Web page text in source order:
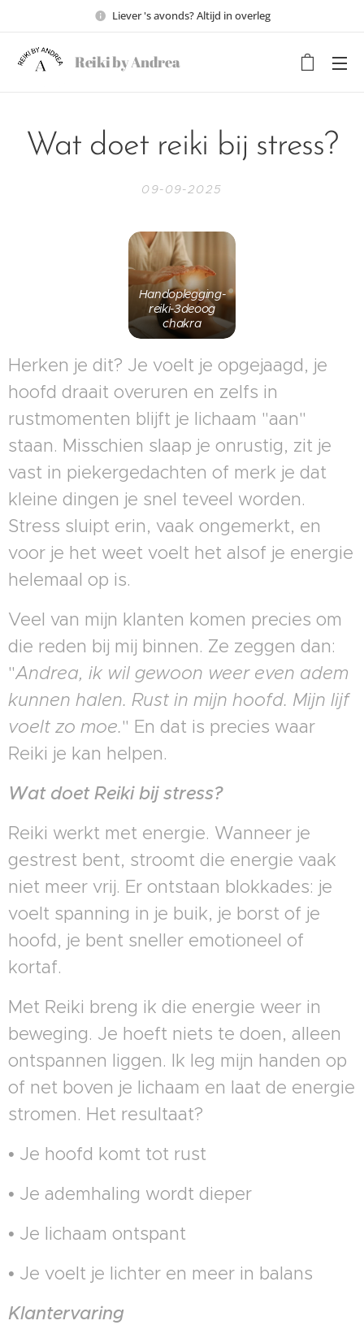
Liever 's avonds? Altijd in overleg
Reiki by Andrea
Wat doet reiki bij stress?
09-09-2025
Handoplegging-
reiki-3deoog
chakra
Herken je dit? Je voelt je opgejaagd, je
hoofd draait overuren en zelfs in
rustmomenten blijft je lichaam "aan"
staan. Misschien slaap je onrustig, zit je
vast in piekergedachten of merk je dat
kleine dingen je snel teveel worden.
Stress sluipt erin, vaak ongemerkt, en
voor je het weet voelt het alsof je energie
helemaal op is.
Veel van mijn klanten komen precies om
die reden bij mij binnen. Ze zeggen dan:
"Andrea, ik wil gewoon weer even adem
kunnen halen. Rust in mijn hoofd. Mijn lijf
voelt zo moe." En dat is precies waar
Reiki je kan helpen.
Wat doet Reiki bij stress?
Reiki werkt met energie. Wanneer je
gestrest bent, stroomt die energie vaak
niet meer vrij. Er ontstaan blokkades: je
voelt spanning in je buik, je borst of je
hoofd, je bent sneller emotioneel of
kortaf.
Met Reiki breng ik die energie weer in
beweging. Je hoeft niets te doen, alleen
ontspannen liggen. Ik leg mijn handen op
of net boven je lichaam en laat de energie
stromen. Het resultaat?
• Je hoofd komt tot rust
• Je ademhaling wordt dieper
• Je lichaam ontspant
• Je voelt je lichter en meer in balans
Klantervaring